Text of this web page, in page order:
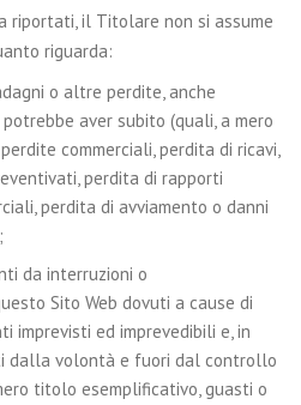
riportati, il Titolare non si assume
riguarda:
o altre perdite, anche
aver subito (quali, a mero
commerciali, perdita di ricavi,
perdita di rapporti
perdita di avviamento o danni
da interruzioni o
Sito Web dovuti a cause di
imprevisti ed imprevedibili e, in
dalla volontà e fuori dal controllo
titolo esemplificativo, guasti o